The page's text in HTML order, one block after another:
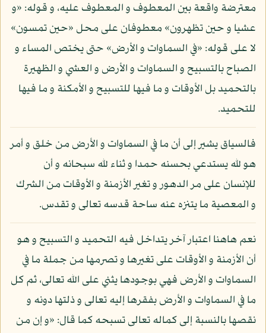
معترضة واقعة بين المعطوف و المعطوف عليه، و قوله: «و
عشيا و حين تظهرون» معطوفان على محل «حين تمسون»
لا على قوله: «في السماوات و الأرض» حتى يختص المساء و
الصباح بالتسبيح و السماوات و الأرض و العشي و الظهيرة
بالتحميد بل الأوقات و ما فيها للتسبيح و الأمكنة و ما فيها
للتحميد.
فالسياق يشير إلى أن ما في السماوات و الأرض من خلق و أمر
هو لله يستدعي بحسنه حمدا و ثناء لله سبحانه و أن
للإنسان على مر الدهور و تغير الأزمنة و الأوقات من الشرك
و المعصية ما يتنزه عنه ساحة قدسه تعالى و تقدس.
نعم هاهنا اعتبار آخر يتداخل فيه التحميد و التسبيح و هو
أن الأزمنة و الأوقات على تغيرها و تصرمها من جملة ما في
السماوات و الأرض فهي بوجودها يثني على الله تعالى، ثم كل
ما في السماوات و الأرض بفقرها إليه تعالى و ذلتها دونه و
نقصها بالنسبة إلى كماله تعالى تسبحه كما قال: «و إن من